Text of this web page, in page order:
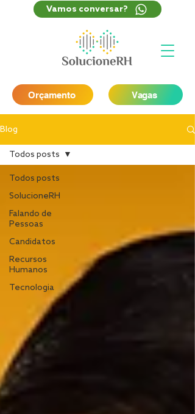
Orçamento Vagas
Vamos conversar?
Blog
Todos posts
SolucioneRH
Falando de
Pessoas
Candidatos
Recursos
Humanos
Tecnologia
Todos posts